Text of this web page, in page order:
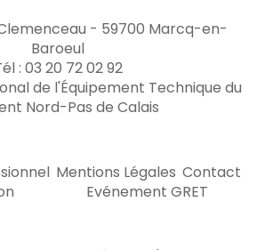
- 59700 Marcq-en-
Baroeul
: 03 20 72 02 92
de l'Équipement Technique du
Nord-Pas de Calais
Mentions Légales Contact
Evénement GRET